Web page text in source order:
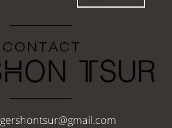
gershontsur@gmail.com